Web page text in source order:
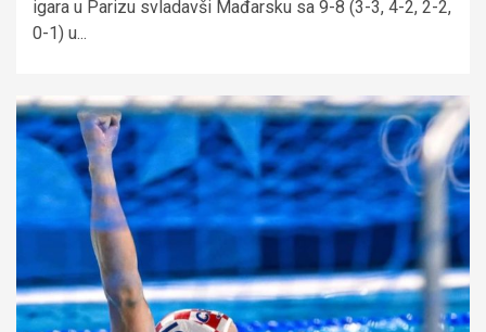
igara u Parizu svladavši Mađarsku sa 9-8 (3-3, 4-2, 2-2,
0-1) u...